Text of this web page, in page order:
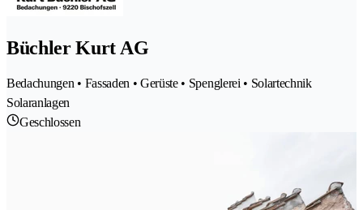
Büchler Kurt AG
Bedachungen • Fassaden • Gerüste • Spenglerei • Solartechnik
Solaranlagen
Geschlossen